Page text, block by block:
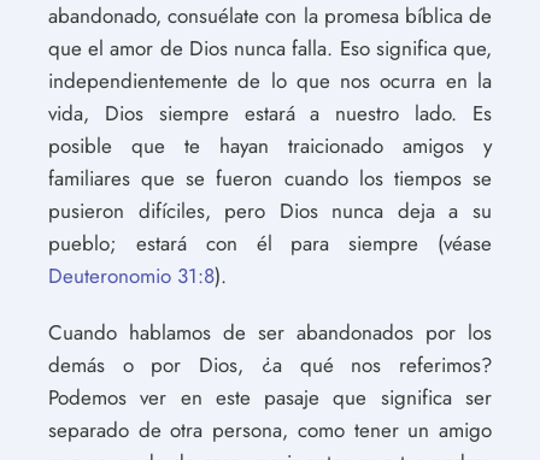
abandonado, consuélate con la promesa bíblica de
que el amor de Dios nunca falla. Eso significa que,
independientemente de lo que nos ocurra en la
vida, Dios siempre estará a nuestro lado. Es
posible que te hayan traicionado amigos y
familiares que se fueron cuando los tiempos se
pusieron difíciles, pero Dios nunca deja a su
pueblo; estará con él para siempre (véase
Deuteronomio 31:8).
Cuando hablamos de ser abandonados por los
demás o por Dios, ¿a qué nos referimos?
Podemos ver en este pasaje que significa ser
separado de otra persona, como tener un amigo